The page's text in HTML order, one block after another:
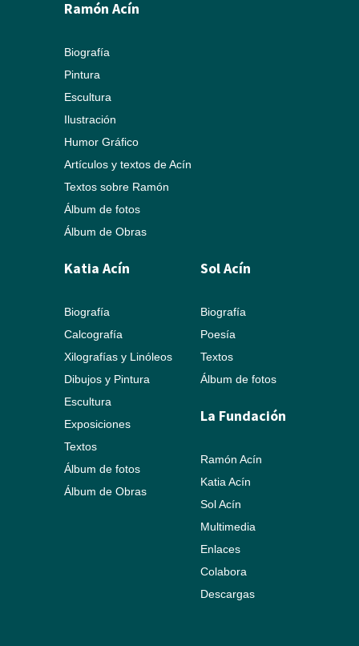
Ramón Acín
Biografía
Pintura
Escultura
Ilustración
Humor Gráfico
Artículos y textos de Acín
Textos sobre Ramón
Álbum de fotos
Álbum de Obras
Katia Acín
Biografía
Calcografía
Xilografías y Linóleos
Dibujos y Pintura
Escultura
Exposiciones
Textos
Álbum de fotos
Álbum de Obras
Sol Acín
Biografía
Poesía
Textos
Álbum de fotos
La Fundación
Ramón Acín
Katia Acín
Sol Acín
Multimedia
Enlaces
Colabora
Descargas